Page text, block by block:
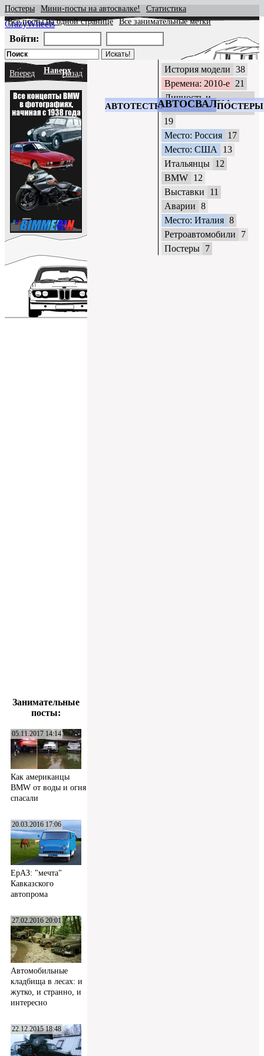
CrazyWheels
АВТОТЕСТЫАВТОСВАЛКАПОСТЕРЫ
Постеры Мини-посты на автосвалке!
Статистика
Все посты на одной странице
Все занимательные метки
Войти:
Вперед НаверхНазад
Занимательные
посты:
05.11.2017 14:14
Как американцы
BMW от воды и огня
спасали
20.03.2016 17:06
ЕрАЗ: "мечта"
Кавказского
автопрома
27.02.2016 20:01
Автомобильные
кладбища в лесах: и
жутко, и странно, и
интересно
22.12.2015 18:48
История модели 38
Времена: 2010-е 21
Личность и
автомобиль
19
Место: Россия 17
Место: США
13
Итальянцы 12
BMW 12
Выставки
11
Аварии 8
Место: Италия 8
Ретроавтомобили
7
Постеры 7